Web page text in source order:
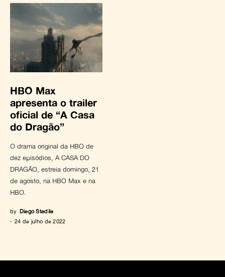
HBO Max
apresenta o trailer
oficial de “A Casa
do Dragão”
O drama original da HBO de
dez episódios, A CASA DO
DRAGÃO, estreia domingo, 21
de agosto, na HBO Max e na
HBO.
by Diego Stedile
24 de julho de 2022